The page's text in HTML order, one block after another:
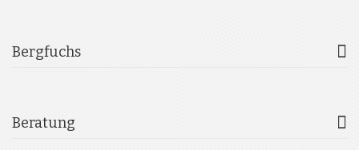
Bergfuchs
Beratung